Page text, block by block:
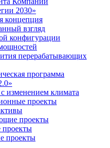
2030»
концепция
взгляд
конфигурации
перерабатывающих
программа
изменением климата
проекты
проекты
проекты
проекты